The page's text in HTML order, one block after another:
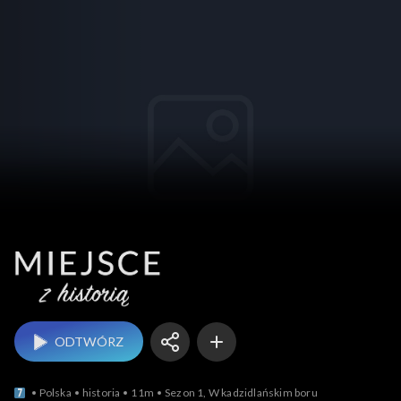
ODTWÓRZ
Polska historia 11m Sezon 1, W kadzidlańskim boru